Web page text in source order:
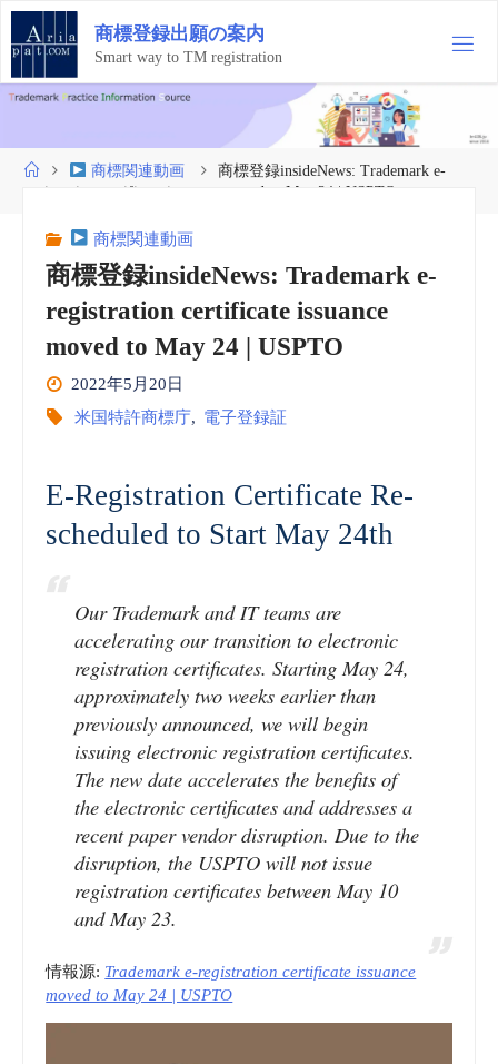
コ
テ
ン
ツ
ス
商標登録出願の案内
Smart way to TM registration
ホ
ー
商標関連動画
商標登録insideNews: Trademark e-
registration certificate issuance moved to May 24 | USPTO
商標関連動画
商標登録insideNews: Trademark e-
registration certificate issuance
moved to May 24 | USPTO
2022年5月20日
米国特許商標庁, 電子登録証
E-Registration Certificate Re-
scheduled to Start May 24th
Our Trademark and IT teams are
accelerating our transition to electronic
registration certificates. Starting May 24,
approximately two weeks earlier than
previously announced, we will begin
issuing electronic registration certificates.
The new date accelerates the benefits of
the electronic certificates and addresses a
recent paper vendor disruption. Due to the
disruption, the USPTO will not issue
registration certificates between May 10
and May 23.
情報源: Trademark e-registration certificate issuance
moved to May 24 | USPTO